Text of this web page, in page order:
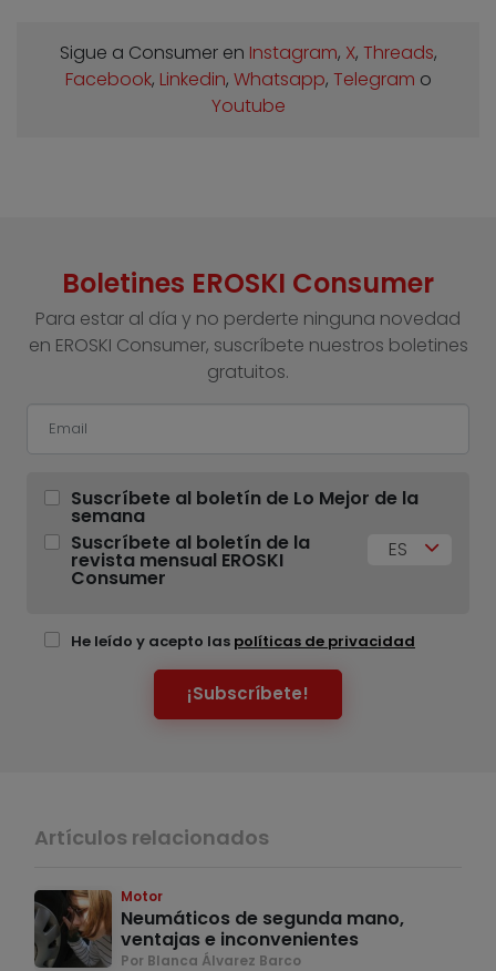
Sigue a Consumer en Instagram, X, Threads,
Facebook, Linkedin, Whatsapp, Telegram o
Youtube
Boletines EROSKI Consumer
Para estar al día y no perderte ninguna novedad
en EROSKI Consumer, suscríbete nuestros boletines
gratuitos.
Suscríbete al boletín de Lo Mejor de la
semana
Suscríbete al boletín de la
revista mensual EROSKI
Consumer
ES
He leído y acepto las políticas de privacidad
¡Subscríbete!
Artículos relacionados
Motor
Neumáticos de segunda mano,
ventajas e inconvenientes
Por Blanca Álvarez Barco